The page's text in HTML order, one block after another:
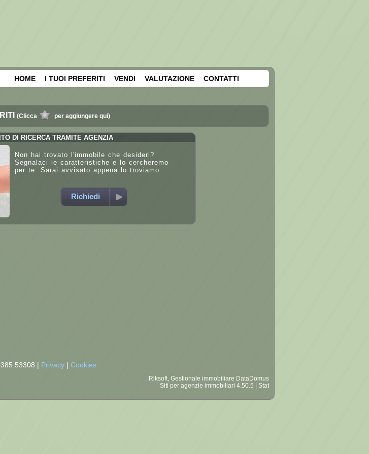
HOME I TUOI PREFERITI VENDI VALUTAZIONE CONTATTI
(Clicca per aggiungere qui)
DI RICERCA TRAMITE AGENZIA
Non hai trovato l'immobile che desideri?
Segnalaci le caratteristiche e lo cercheremo
per te. Sarai avvisato appena lo troviamo.
Richiedi
| Privacy | Cookies
Riksoft, Gestionale immobiliare DataDomus
Siti per agenzie immobiliari 4.50.5 | Stat